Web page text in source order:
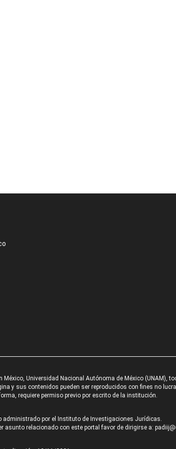
México, Universidad Nacional Autónoma de México (UNAM),
y sus contenidos pueden ser reproducidos con fines no
requiere permiso previo por escrito de la institución.
administrado por el Instituto de Investigaciones Jurídicas.
asunto relacionado con este portal favor de dirigirse a: